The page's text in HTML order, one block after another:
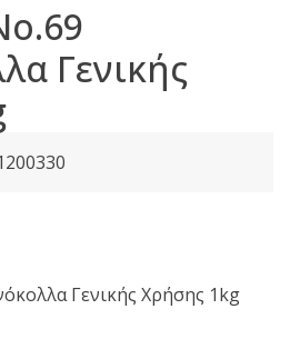
Γενικής
Γενικής Χρήσης 1kg